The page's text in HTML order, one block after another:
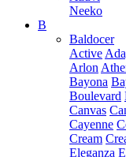
Neeko
B
Baldocer
Active
Arlon
Bayona
Boulevard
Canvas
Cayenne
Cream
Eleganza